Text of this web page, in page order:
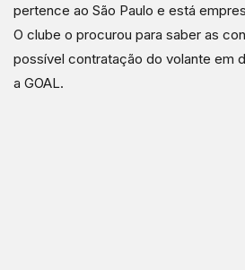
pertence ao São Paulo e está
O clube o procurou para saber as
possível contratação do volante em
a GOAL.